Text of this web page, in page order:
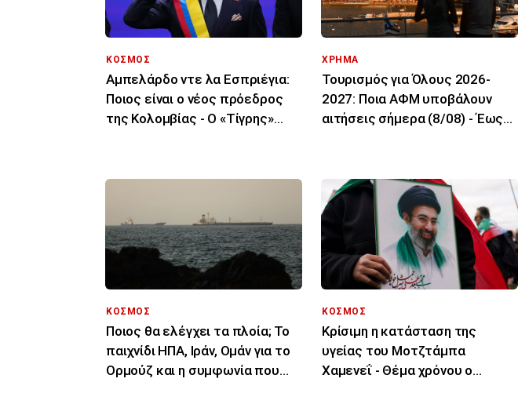
ΚΟΣΜΟΣ
Αμπελάρδο ντε λα Εσπριέγια:
Ποιος είναι ο νέος πρόεδρος
της Κολομβίας - Ο «Τίγρης»
ΧΡΗΜΑ
Τουρισμός για Όλους 2026-
2027: Ποια ΑΦΜ υποβάλουν
αιτήσεις σήμερα (8/08) - Έως
ΚΟΣΜΟΣ
Ποιος θα ελέγχει τα πλοία; Το
παιχνίδι ΗΠΑ, Ιράν, Ομάν για το
Ορμούζ και η συμφωνία που
ΚΟΣΜΟΣ
Κρίσιμη η κατάσταση της
υγείας του Μοτζτάμπα
Χαμενεΐ - Θέμα χρόνου ο